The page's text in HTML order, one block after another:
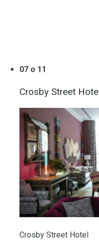
07 o 11
Crosby Street Hotel
Crosby Street Hotel